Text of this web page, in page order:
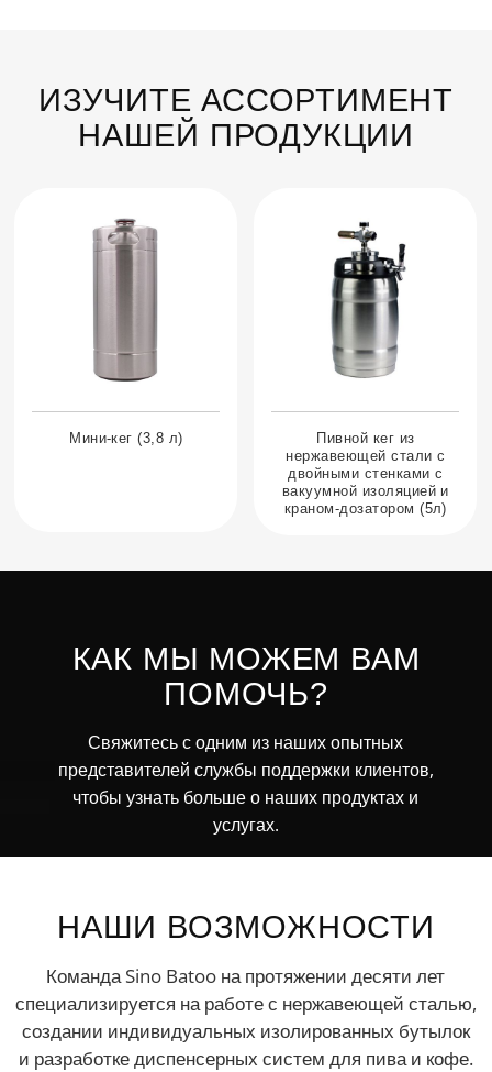
ИЗУЧИТЕ АССОРТИМЕНТ
НАШЕЙ ПРОДУКЦИИ
Мини-кег (3,8 л)
Пивной кег из
нержавеющей стали с
двойными стенками с
вакуумной изоляцией и
краном-дозатором (5л)
КАК МЫ МОЖЕМ ВАМ
ПОМОЧЬ?
Свяжитесь с одним из наших опытных
представителей службы поддержки клиентов,
чтобы узнать больше о наших продуктах и
услугах.
НАШИ ВОЗМОЖНОСТИ
Команда Sino Batoo на протяжении десяти лет
специализируется на работе с нержавеющей сталью,
создании индивидуальных изолированных бутылок
и разработке диспенсерных систем для пива и кофе.